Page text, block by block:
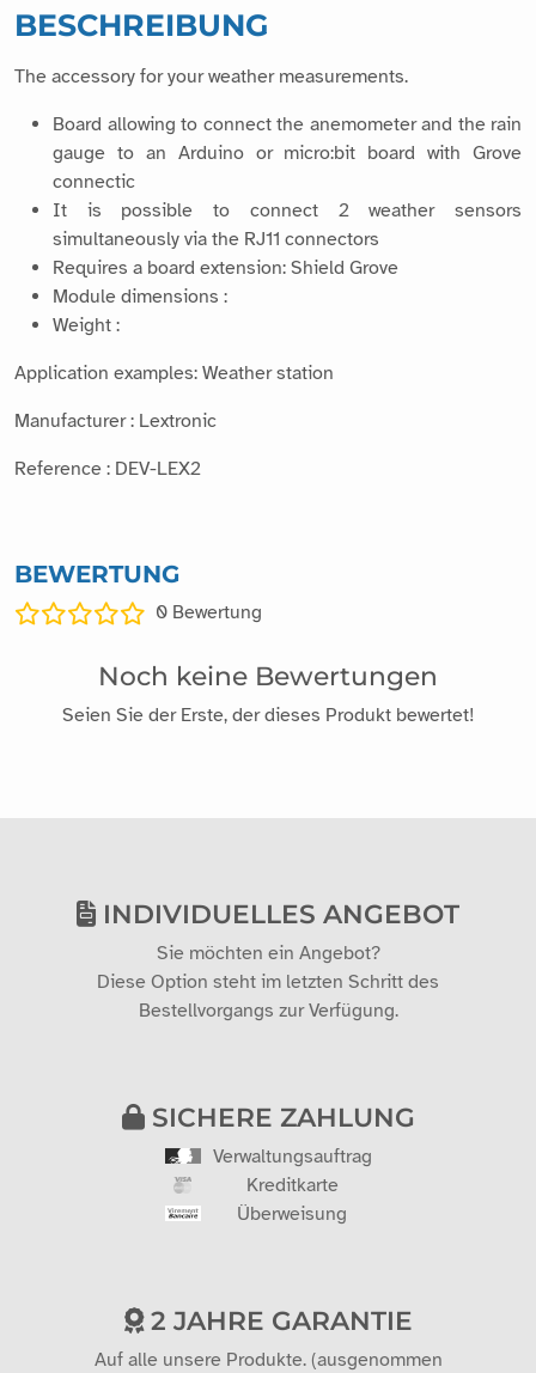
BESCHREIBUNG
The accessory for your weather measurements.
Board allowing to connect the anemometer and the rain
gauge to an Arduino or micro:bit board with Grove
connectic
It is possible to connect 2 weather sensors
simultaneously via the RJ11 connectors
Requires a board extension: Shield Grove
Module dimensions :
Weight :
Application examples: Weather station
Manufacturer : Lextronic
Reference : DEV-LEX2
BEWERTUNG
0 Bewertung
Noch keine Bewertungen
Seien Sie der Erste, der dieses Produkt bewertet!
INDIVIDUELLES ANGEBOT
Sie möchten ein Angebot?
Diese Option steht im letzten Schritt des
Bestellvorgangs zur Verfügung.
SICHERE ZAHLUNG
Verwaltungsauftrag
Kreditkarte
Überweisung
2 JAHRE GARANTIE
Auf alle unsere Produkte. (ausgenommen